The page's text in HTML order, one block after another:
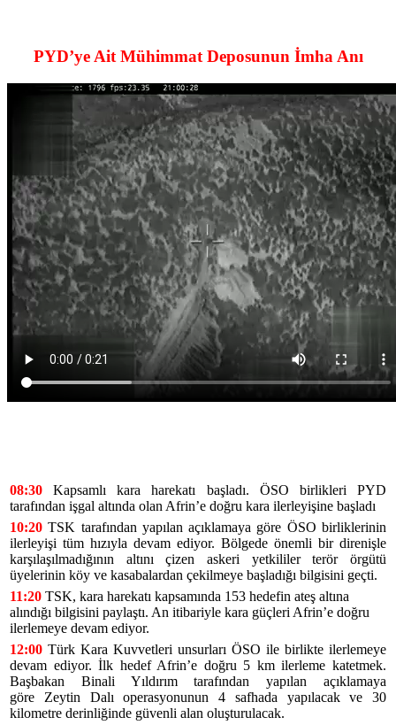
PYD’ye Ait Mühimmat Deposunun İmha Anı
08:30 Kapsamlı kara harekatı başladı. ÖSO birlikleri PYD
tarafından işgal altında olan Afrin’e doğru kara ilerleyişine başladı
10:20 TSK tarafından yapılan açıklamaya göre ÖSO birliklerinin
ilerleyişi tüm hızıyla devam ediyor. Bölgede önemli bir direnişle
karşılaşılmadığının altını çizen askeri yetkililer terör örgütü
üyelerinin köy ve kasabalardan çekilmeye başladığı bilgisini geçti.
11:20 TSK, kara harekatı kapsamında 153 hedefin ateş altına
alındığı bilgisini paylaştı. An itibariyle kara güçleri Afrin’e doğru
ilerlemeye devam ediyor.
12:00 Türk Kara Kuvvetleri unsurları ÖSO ile birlikte ilerlemeye
devam ediyor. İlk hedef Afrin’e doğru 5 km ilerleme katetmek.
Başbakan Binali Yıldırım tarafından yapılan açıklamaya
göre Zeytin Dalı operasyonunun 4 safhada yapılacak ve 30
kilometre derinliğinde güvenli alan oluşturulacak.